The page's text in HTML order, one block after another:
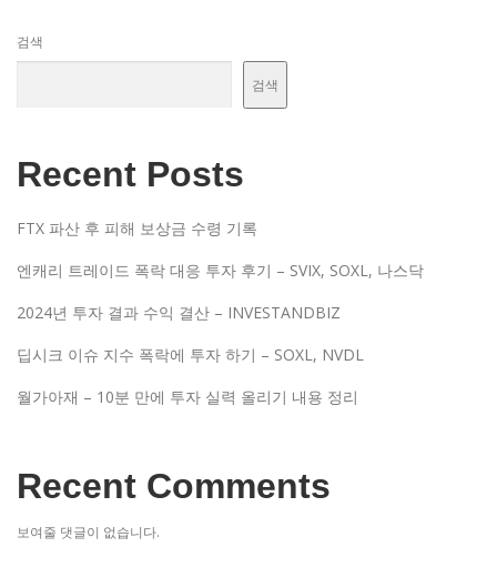
검색
검색
Recent Posts
FTX 파산 후 피해 보상금 수령 기록
엔캐리 트레이드 폭락 대응 투자 후기 – SVIX, SOXL, 나스닥
2024년 투자 결과 수익 결산 – INVESTANDBIZ
딥시크 이슈 지수 폭락에 투자 하기 – SOXL, NVDL
월가아재 – 10분 만에 투자 실력 올리기 내용 정리
Recent Comments
보여줄 댓글이 없습니다.